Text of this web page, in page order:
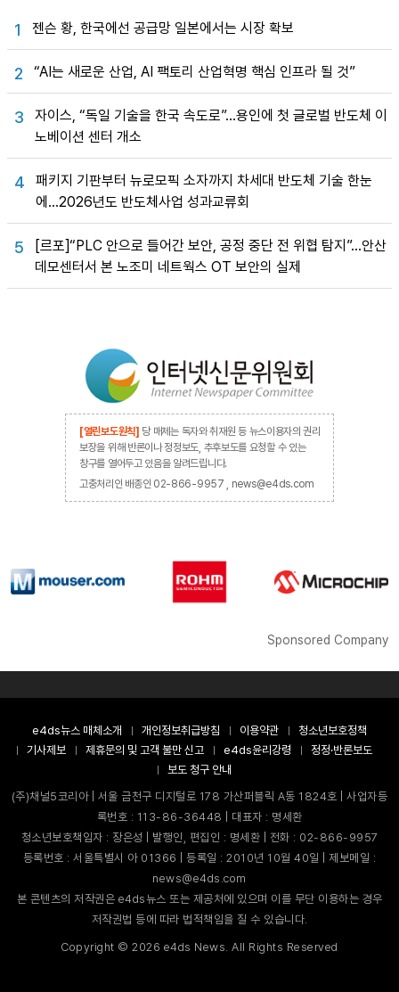
1 젠슨 황, 한국에선 공급망 일본에서는 시장 확보
2 “AI는 새로운 산업, AI 팩토리 산업혁명 핵심 인프라 될 것”
3
자이스, “독일 기술을 한국 속도로”…용인에 첫 글로벌 반도체 이
노베이션 센터 개소
4
패키지 기판부터 뉴로모픽 소자까지 차세대 반도체 기술 한눈
에…2026년도 반도체사업 성과교류회
5
[르포]“PLC 안으로 들어간 보안, 공정 중단 전 위협 탐지”…안산
데모센터서 본 노조미 네트웍스 OT 보안의 실제
[열린보도원칙] 당 매체는 독자와 취재원 등 뉴스이용자의 권리
보장을 위해 반론이나 정정보도, 추후보도를 요청할 수 있는
창구를 열어두고 있음을 알려드립니다.
고충처리인 배종인 02-866-9957 , news@e4ds.com
Sponsored Company
e4ds뉴스 매체소개 개인정보취급방침 이용약관
청소년보호정책
기사제보
제휴문의 및 고객 불만 신고 e4ds윤리강령
정정·반론보도
보도 청구 안내
(주)채널5코리아 | 서울 금천구 디지털로 178 가산퍼블릭 A동 1824호 | 사업자등
록번호 : 113-86-36448 | 대표자 : 명세환
청소년보호책임자 : 장은성 | 발행인, 편집인 : 명세환 | 전화 : 02-866-9957
등록번호 : 서울특별시 아 01366 | 등록일 : 2010년 10월 40일 | 제보메일 :
news@e4ds.com
본 콘텐츠의 저작권은 e4ds뉴스 또는 제공처에 있으며 이를 무단 이용하는 경우
저작권법 등에 따라 법적책임을 질 수 있습니다.
Copyright ©2026 e4ds News. All Rights Reserved